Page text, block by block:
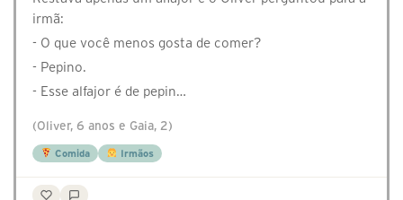
irmã:
- O que você menos gosta de comer?
- Pepino.
- Esse alfajor é de pepin…
(Oliver, 6 anos e Gaia, 2)
Comida Irmãos